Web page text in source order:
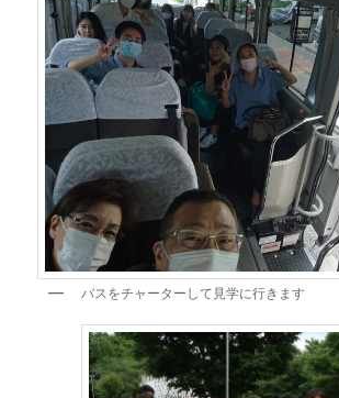
バスをチャーターして見学に行きます